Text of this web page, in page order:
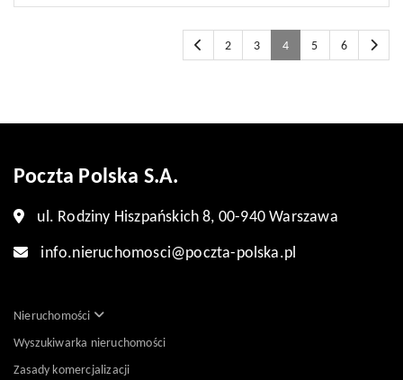
2 3 4 5 6
Poczta Polska S.A.
ul. Rodziny Hiszpańskich 8, 00-940 Warszawa
info.nieruchomosci@poczta-polska.pl
Nieruchomości
Wyszukiwarka nieruchomości
Zasady komercjalizacji